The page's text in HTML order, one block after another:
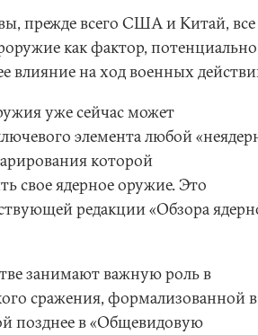
прежде всего США и Китай, все
как фактор, потенциально
влияние на ход военных
уже сейчас может
элемента любой
которой
свое ядерное оружие. Это
редакции «Обзора
занимают важную роль в
сражения, формализованной в
позднее в «Общевидовую